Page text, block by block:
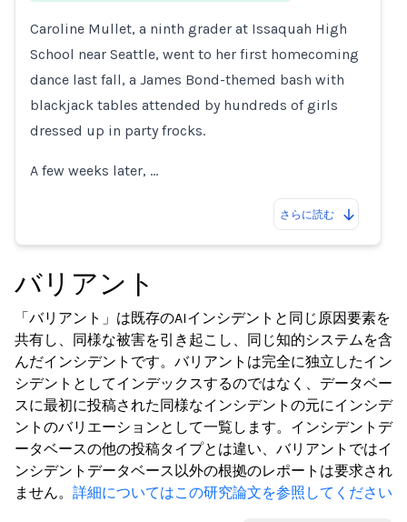
Caroline Mullet, a ninth grader at Issaquah High
School near Seattle, went to her first homecoming
dance last fall, a James Bond-themed bash with
blackjack tables attended by hundreds of girls
dressed up in party frocks.
A few weeks later, …
さらに読む
バリアント
「バリアント」は既存のAIインシデントと同じ原因要素を
共有し、同様な被害を引き起こし、同じ知的システムを含
んだインシデントです。バリアントは完全に独立したイン
シデントとしてインデックスするのではなく、データベー
スに最初に投稿された同様なインシデントの元にインシデ
ントのバリエーションとして一覧します。インシデントデ
ータベースの他の投稿タイプとは違い、バリアントではイ
ンシデントデータベース以外の根拠のレポートは要求され
ません。 詳細についてはこの研究論文を参照してください